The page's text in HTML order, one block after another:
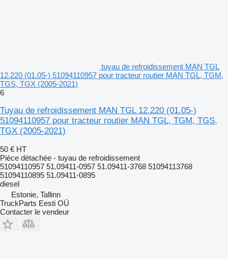
tuyau de refroidissement MAN TGL
12.220 (01.05-) 51094110957 pour tracteur routier MAN TGL, TGM,
TGS, TGX (2005-2021)
6
Tuyau de refroidissement MAN TGL 12.220 (01.05-)
51094110957 pour tracteur routier MAN TGL, TGM, TGS,
TGX (2005-2021)
50 € HT
Pièce détachée - tuyau de refroidissement
51094110957 51.09411-0957 51.09411-3768 51094113768
51094110895 51.09411-0895
diesel
Estonie, Tallinn
TruckParts Eesti OÜ
Contacter le vendeur